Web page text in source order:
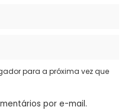
para a próxima vez que
por e-mail.